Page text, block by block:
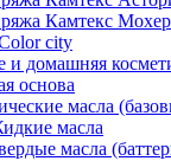
Камтекс
city
домашняя
основа
масла
масла
масла